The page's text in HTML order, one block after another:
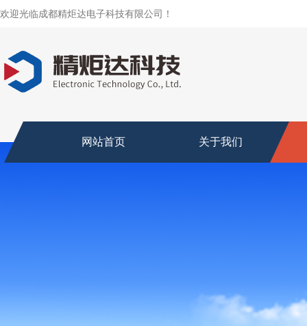
欢迎光临成都精炬达电子科技有限公司！
网站首页 关于我们